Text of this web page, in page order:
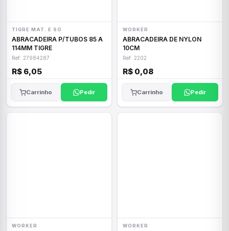
TIGRE MAT. E SO
ABRACADEIRA P/TUBOS 85 A
114MM TIGRE
Ref: 27984287
R$ 6,05
Carrinho Pedir
WORKER
ABRACADEIRA DE NYLON
10CM
Ref: 2202
R$ 0,08
Carrinho Pedir
WORKER WORKER